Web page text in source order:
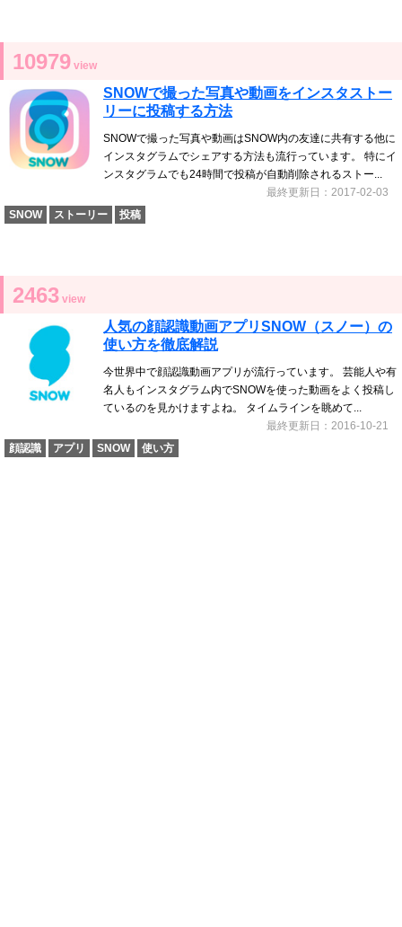
10979 view
SNOWで撮った写真や動画をインスタストー
リーに投稿する方法
SNOWで撮った写真や動画はSNOW内の友達に共有する他に
インスタグラムでシェアする方法も流行っています。 特にイ
ンスタグラムでも24時間で投稿が自動削除されるストー...
最終更新日：2017-02-03
SNOW
ストーリー 投稿
2463 view
人気の顔認識動画アプリSNOW（スノー）の
使い方を徹底解説
今世界中で顔認識動画アプリが流行っています。 芸能人や有
名人もインスタグラム内でSNOWを使った動画をよく投稿し
ているのを見かけますよね。 タイムラインを眺めて...
最終更新日：2016-10-21
顔認識
アプリ SNOW 使い方